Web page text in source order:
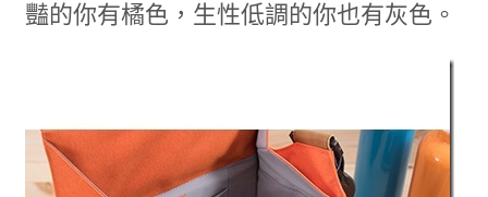
豔的你有橘色，生性低調的你也有灰色。